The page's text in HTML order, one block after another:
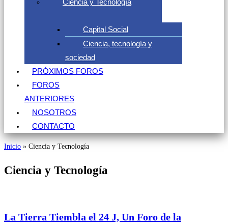
Ciencia y Tecnología
Capital Social
Ciencia, tecnología y
sociedad
PRÓXIMOS FOROS
FOROS
ANTERIORES
NOSOTROS
CONTACTO
Inicio » Ciencia y Tecnología
Ciencia y Tecnología
La Tierra Tiembla el 24 J, Un Foro de la